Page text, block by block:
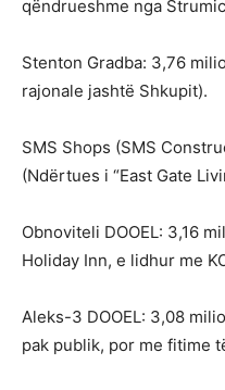
qëndrueshme nga
Stenton Gradba: 3,76
rajonale jashtë Shkupit).
SMS Shops (SMS
(Ndërtues i “East Gate
Obnoviteli DOOEL: 3,16
Holiday Inn, e lidhur me
Aleks-3 DOOEL: 3,08
pak publik, por me fitime